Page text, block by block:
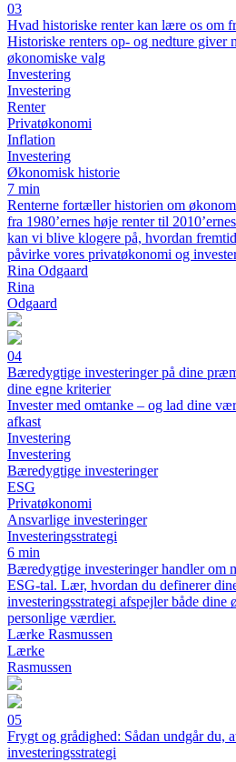
03
Hvad historiske renter kan lære os om
Historiske renters op- og nedture giver
økonomiske valg
Investering
Investering
Renter
Privatøkonomi
Inflation
Investering
Økonomisk historie
7 min
Renterne fortæller historien om
fra 1980’ernes høje renter til
kan vi blive klogere på, hvordan
påvirke vores privatøkonomi og
Rina Odgaard
Rina
Odgaard
04
Bæredygtige investeringer på dine
dine egne kriterier
Invester med omtanke – og lad dine
afkast
Investering
Investering
Bæredygtige investeringer
ESG
Privatøkonomi
Ansvarlige investeringer
Investeringsstrategi
6 min
Bæredygtige investeringer handler om
ESG-tal. Lær, hvordan du definerer
investeringsstrategi afspejler både dine
personlige værdier.
Lærke Rasmussen
Lærke
Rasmussen
05
Frygt og grådighed: Sådan undgår du,
investeringsstrategi